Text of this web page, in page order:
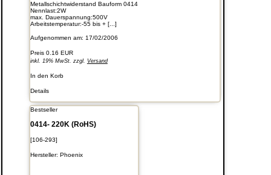
Metallschichtwiderstand Bauform 0414
Nennlast:2W
max. Dauerspannung:500V
Arbeitstemperatur:-55 bis + [...]
Aufgenommen am: 17/02/2006
Preis 0.16 EUR
inkl. 19% MwSt. zzgl. Versand
In den Korb
Details
Bestseller
0414- 220K (RoHS)
[106-293]
Hersteller: Phoenix